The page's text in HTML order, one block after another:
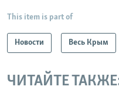
This item is part of
Новости Весь Крым
ЧИТАЙТЕ